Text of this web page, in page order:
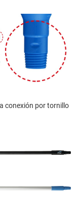
conexión por tornillo